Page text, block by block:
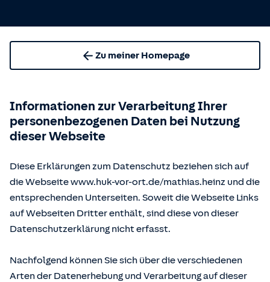
Zu meiner Homepage
Informationen zur Verarbeitung Ihrer
personenbezogenen Daten bei Nutzung
dieser Webseite
Diese Erklärungen zum Datenschutz beziehen sich auf
die Webseite www.huk-vor-ort.de/mathias.heinz und die
entsprechenden Unterseiten. Soweit die Webseite Links
auf Webseiten Dritter enthält, sind diese von dieser
Datenschutzerklärung nicht erfasst.
Nachfolgend können Sie sich über die verschiedenen
Arten der Datenerhebung und Verarbeitung auf dieser